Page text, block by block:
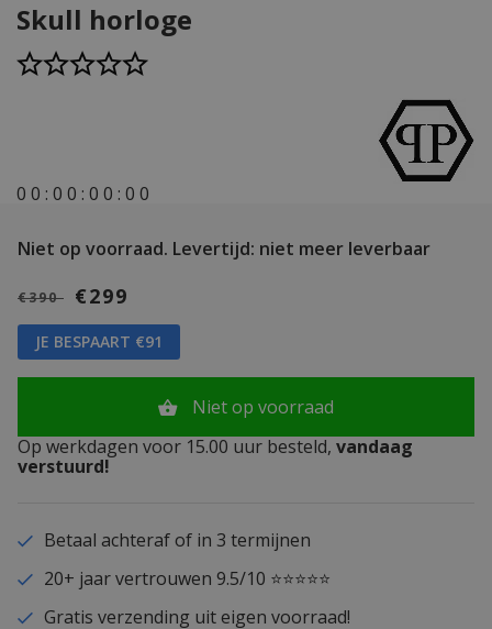
Skull horloge
0 0 : 0 0 : 0 0 : 0 0
Niet op voorraad. Levertijd: niet meer leverbaar
€390 €299
JE BESPAART €91
Niet op voorraad
Op werkdagen voor 15.00 uur besteld, vandaag
verstuurd!
Betaal achteraf of in 3 termijnen
20+ jaar vertrouwen 9.5/10 ⭐⭐⭐⭐⭐
Gratis verzending uit eigen voorraad!